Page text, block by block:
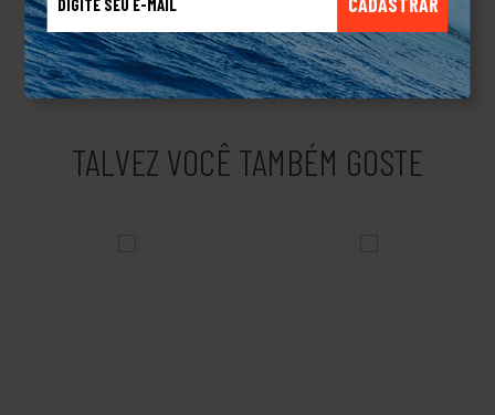
destaca pelo seu estilo irreverente, divertido e psicodélico,
sempre com o ursinho como protagonista.Produto Original.
TALVEZ VOCÊ TAMBÉM GOSTE